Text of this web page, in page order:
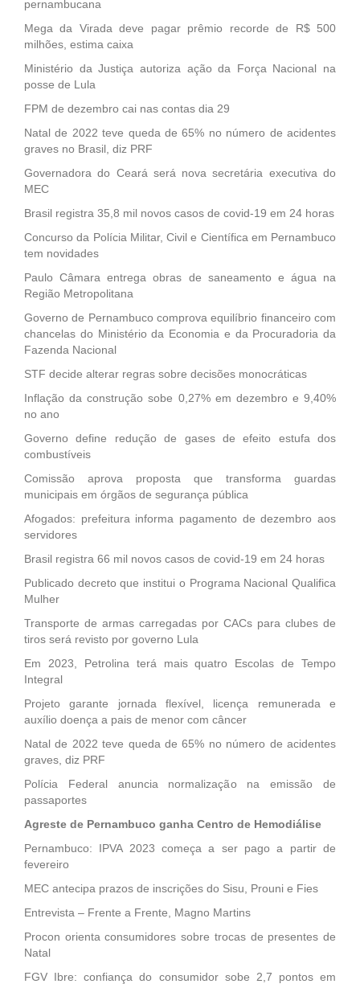
pernambucana
Mega da Virada deve pagar prêmio recorde de R$ 500
milhões, estima caixa
Ministério da Justiça autoriza ação da Força Nacional na
posse de Lula
FPM de dezembro cai nas contas dia 29
Natal de 2022 teve queda de 65% no número de acidentes
graves no Brasil, diz PRF
Governadora do Ceará será nova secretária executiva do
MEC
Brasil registra 35,8 mil novos casos de covid-19 em 24 horas
Concurso da Polícia Militar, Civil e Científica em Pernambuco
tem novidades
Paulo Câmara entrega obras de saneamento e água na
Região Metropolitana
Governo de Pernambuco comprova equilíbrio financeiro com
chancelas do Ministério da Economia e da Procuradoria da
Fazenda Nacional
STF decide alterar regras sobre decisões monocráticas
Inflação da construção sobe 0,27% em dezembro e 9,40%
no ano
Governo define redução de gases de efeito estufa dos
combustíveis
Comissão aprova proposta que transforma guardas
municipais em órgãos de segurança pública
Afogados: prefeitura informa pagamento de dezembro aos
servidores
Brasil registra 66 mil novos casos de covid-19 em 24 horas
Publicado decreto que institui o Programa Nacional Qualifica
Mulher
Transporte de armas carregadas por CACs para clubes de
tiros será revisto por governo Lula
Em 2023, Petrolina terá mais quatro Escolas de Tempo
Integral
Projeto garante jornada flexível, licença remunerada e
auxílio doença a pais de menor com câncer
Natal de 2022 teve queda de 65% no número de acidentes
graves, diz PRF
Polícia Federal anuncia normalização na emissão de
passaportes
Agreste de Pernambuco ganha Centro de Hemodiálise
Pernambuco: IPVA 2023 começa a ser pago a partir de
fevereiro
MEC antecipa prazos de inscrições do Sisu, Prouni e Fies
Entrevista – Frente a Frente, Magno Martins
Procon orienta consumidores sobre trocas de presentes de
Natal
FGV Ibre: confiança do consumidor sobe 2,7 pontos em